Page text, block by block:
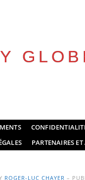
PARTENAIRES
ROGER-LUC CHAYER –